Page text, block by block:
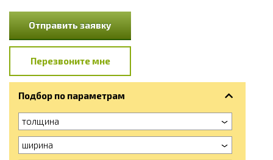
Отправить заявку
Перезвоните мне
Подбор по параметрам
толщина
ширина